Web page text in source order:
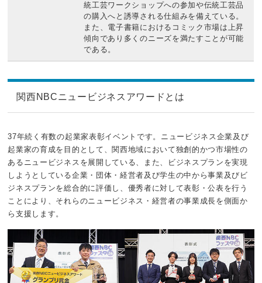
統工芸ワークショップへの参加や伝統工芸品
の購入へと誘導される仕組みを備えている。
また、電子書籍におけるコミック市場は上昇
傾向であり多くのニーズを満たすことが可能
である。
関西NBCニュービジネスアワードとは
37年続く有数の起業家表彰イベントです。ニュービジネス企業及び
起業家の育成を目的として、関西地域において独創的かつ市場性の
あるニュービジネスを展開している、また、ビジネスプランを実現
しようとしている企業・団体・経営者及び学生の中から事業及びビ
ジネスプランを総合的に評価し、優秀者に対して表彰・公表を行う
ことにより、それらのニュービジネス・経営者の事業成長を側面か
ら支援します。